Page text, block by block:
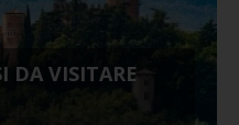
DA VISITARE